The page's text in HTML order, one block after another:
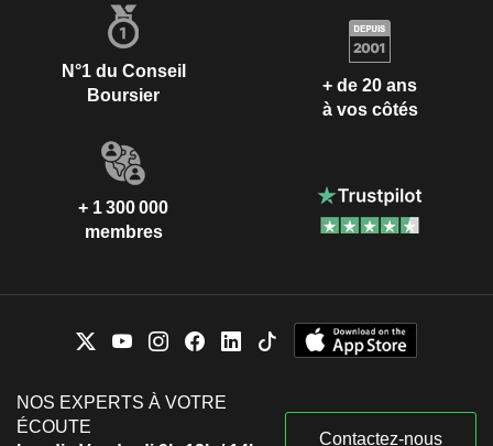
N°1 du Conseil
Boursier
+ de 20 ans
à vos côtés
+ 1 300 000
membres
NOS EXPERTS À VOTRE
ÉCOUTE
Contactez-nous